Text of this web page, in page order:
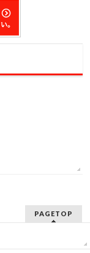
PAGETOP